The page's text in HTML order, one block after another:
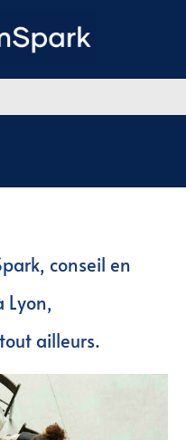
conseil en
Lyon,
ailleurs.